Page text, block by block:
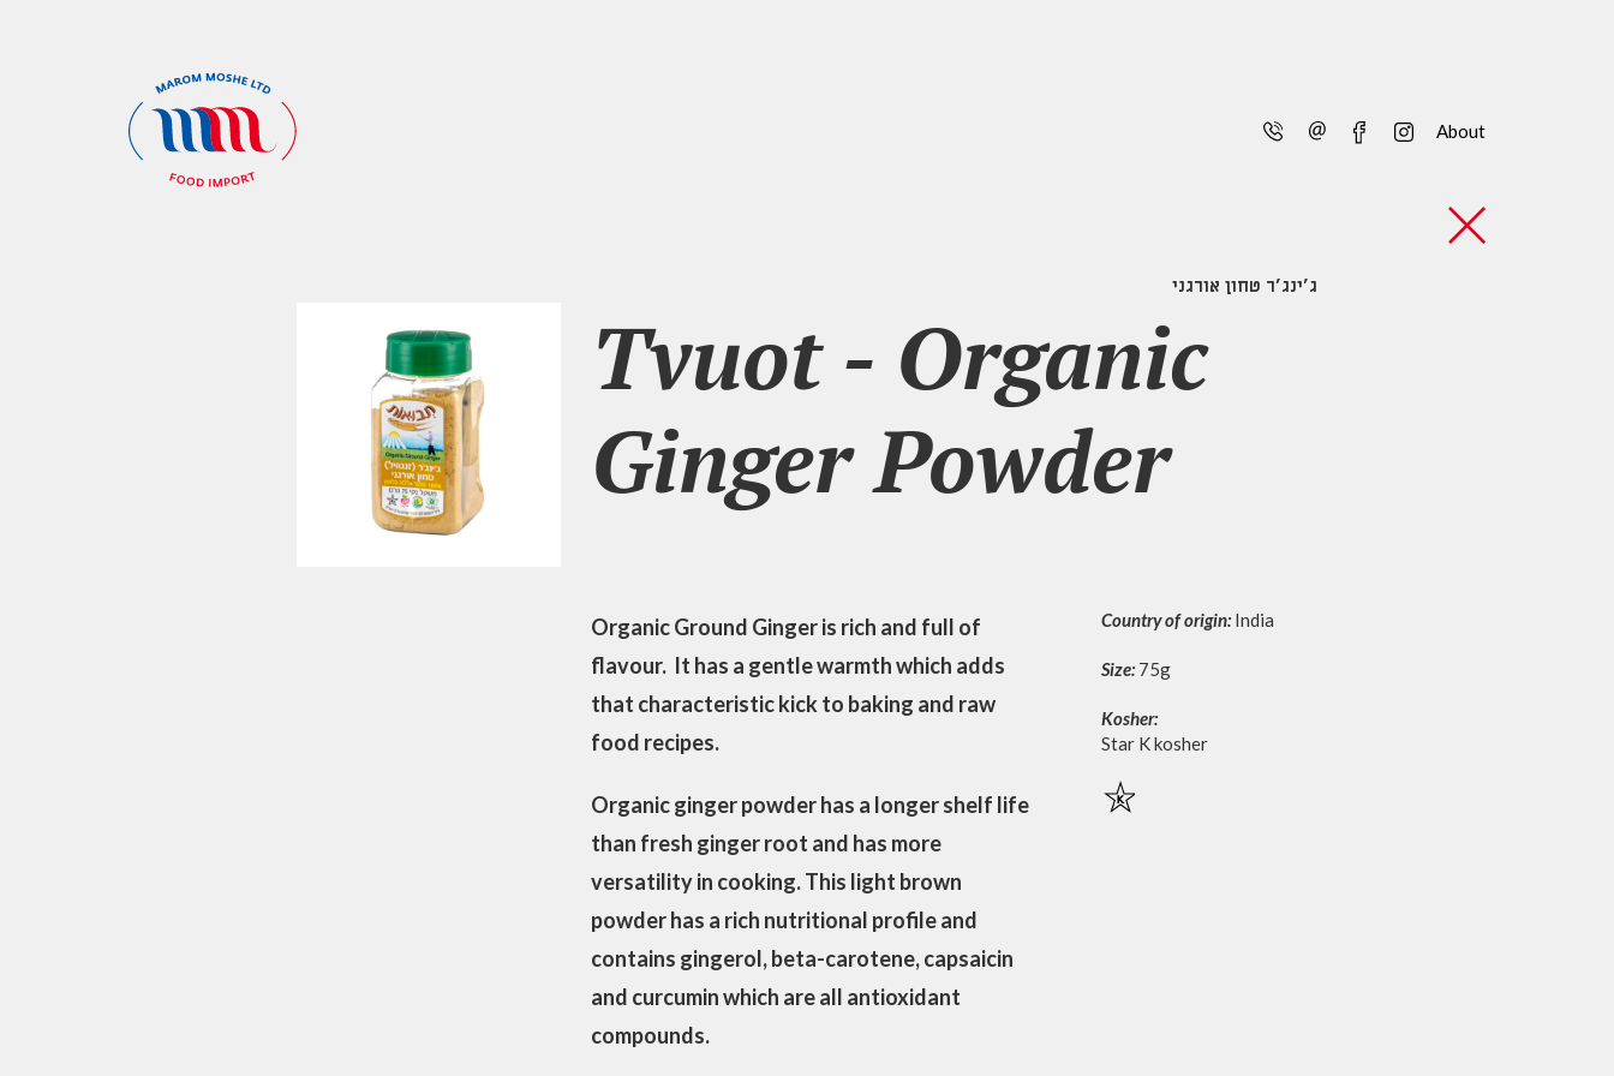
telephone
email facebookinstagram
About
ג'ינג'ר טחון אורגני
Tvuot - Organic
Ginger Powder
Organic Ground Ginger is rich and full of
flavour. It has a gentle warmth which adds
that characteristic kick to baking and raw
food recipes.
Organic ginger powder has a longer shelf life
than fresh ginger root and has more
versatility in cooking. This light brown
powder has a rich nutritional profile and
contains gingerol, beta-carotene, capsaicin
and curcumin which are all antioxidant
compounds.
Country of origin:India
Size:75g
Kosher:
Star K kosher